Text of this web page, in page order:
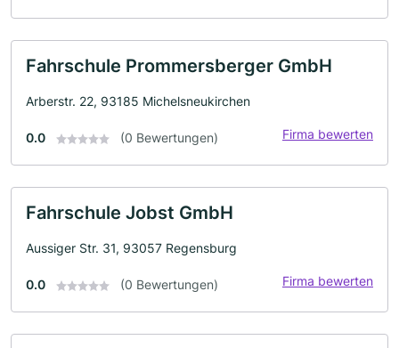
Fahrschule Prommersberger GmbH
Arberstr. 22, 93185 Michelsneukirchen
0.0 (0 Bewertungen) Firma bewerten
Fahrschule Jobst GmbH
Aussiger Str. 31, 93057 Regensburg
0.0 (0 Bewertungen) Firma bewerten